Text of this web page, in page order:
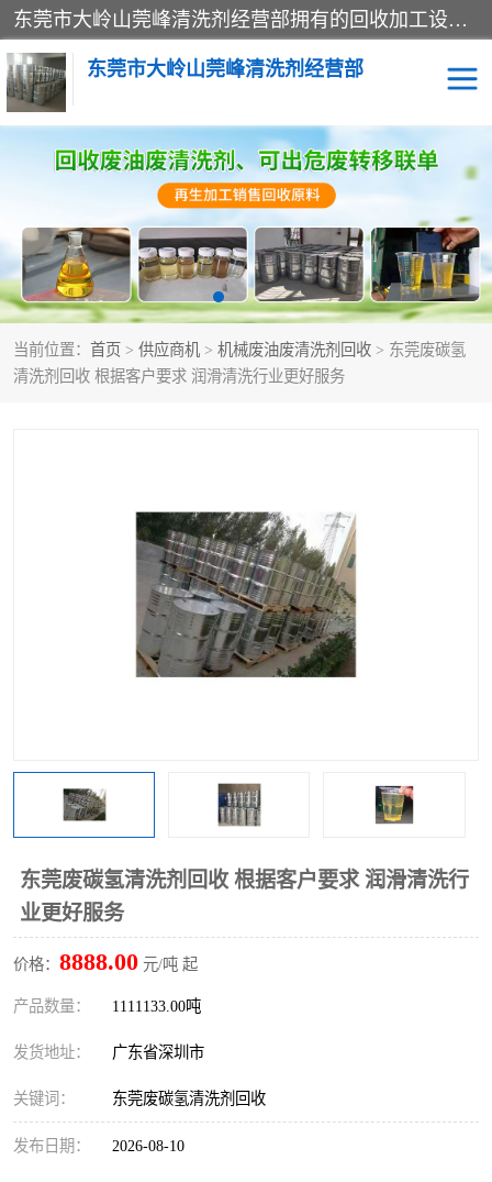
东莞市大岭山莞峰清洗剂经营部拥有的回收加工设备，大量废油回收、废清洗剂回收、废溶剂油回收、机械废油废清洗剂回收、废碳氢回收、碳氢液压油回收、碳氢二氯回收等废清洗剂处理；我们只是提供废旧化工原料的循环使用存放点，执行正规的存放，有正规的回收资质处理。同时我们公司批发零售回收级清洗剂，脱模油再生基础油，质量保证。
东莞市大岭山莞峰清洗剂经营部
当前位置： 首页 > 供应商机 > 机械废油废清洗剂回收 > 东莞废碳氢
清洗剂回收 根据客户要求 润滑清洗行业更好服务
东莞废碳氢清洗剂回收 根据客户要求 润滑清洗行
业更好服务
价格： 8888.00 元/吨 起
产品数量： 1111133.00吨
发货地址： 广东省深圳市
关键词： 东莞废碳氢清洗剂回收
发布日期： 2026-08-10
废清洗剂回收
废溶剂油回收 机械废油废清洗剂回收
废碳氢回收 碳氢液压油回收
碳氢二氯回收 回收废三四氯乙烯
回收废清洗剂 上门回收废清洗剂